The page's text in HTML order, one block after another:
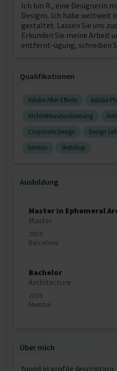
Ich bin R., eine Designerin
Designs. Ich habe weltweit
gestaltet. Lassen Sie uns
Erkunden Sie meine Arbeit
entfernt-ügung, schreiben
Qualifikationen
Adobe After Effects
Adobe
Architekturvisualisierung
Corporate Design
Design
lumion
Sketchup
Ausbildung
Master in Ephemeral
Master
2019
Barcelona
Bachelor
Architecture
2016
Mumbai
Über mich
found in profile description